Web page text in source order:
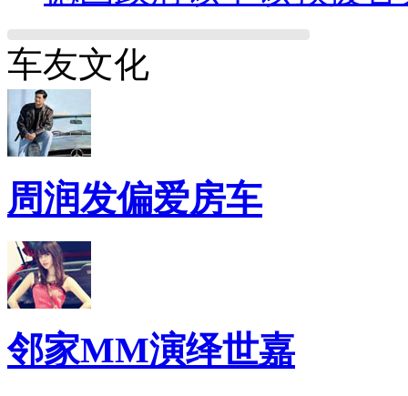
车友文化
周润发偏爱房车
邻家MM演绎世嘉